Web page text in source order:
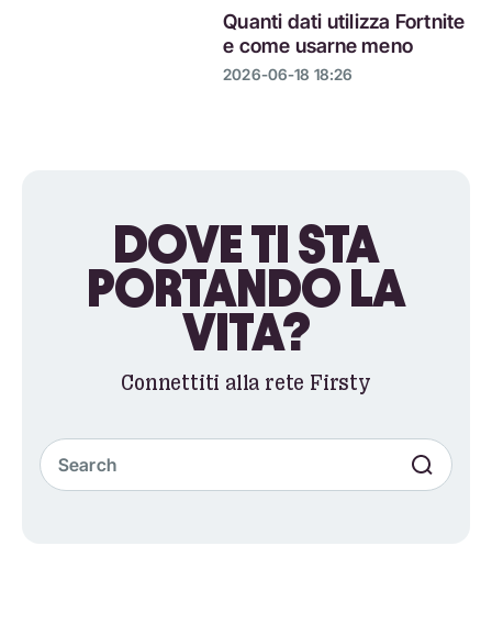
Quanti dati utilizza Fortnite
e come usarne meno
2026-06-18 18:26
DOVE TI STA
PORTANDO LA
VITA?
Connettiti alla rete Firsty